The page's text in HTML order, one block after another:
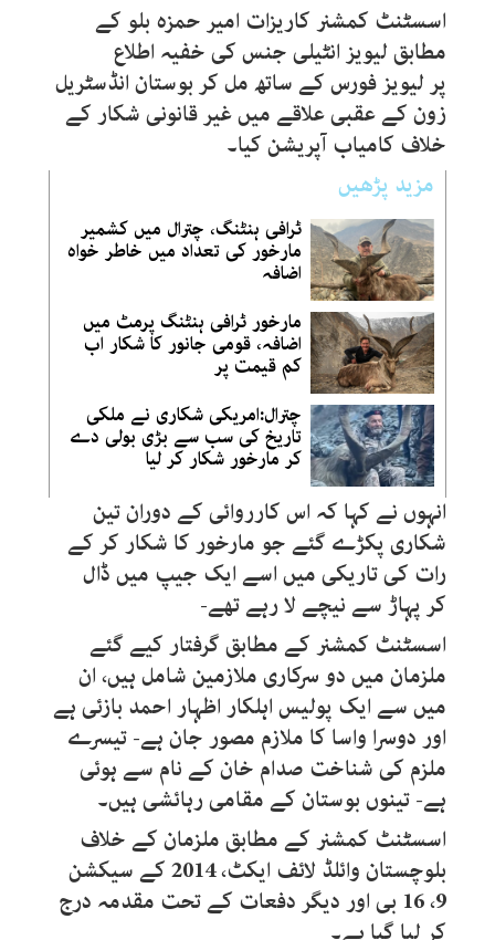
اسسٹنٹ کمشنر کاریزات امیر حمزہ بلو کے
مطابق لیویز انٹیلی جنس کی خفیہ اطلاع
پر لیویز فورس کے ساتھ مل کر بوستان انڈسٹریل
زون کے عقبی علاقے میں غیر قانونی شکار کے
خلاف کامیاب آپریشن کیا۔
مزید پڑھیں
ٹرافی ہنٹنگ، چترال میں کشمیر
مارخور کی تعداد میں خاطر خواہ
اضافہ
مارخور ٹرافی ہنٹنگ پرمٹ میں
اضافہ، قومی جانور کا شکار اب
کم قیمت پر
چترال:امریکی شکاری نے ملکی
تاریخ کی سب سے بڑی بولی دے
کر مارخور شکار کر لیا
انہوں نے کہا کہ اس کارروائی کے دوران تین
شکاری پکڑے گئے جو مارخور کا شکار کر کے
رات کی تاریکی میں اسے ایک جیپ میں ڈال
کر پہاڑ سے نیچے لا رہے تھے-
اسسٹنٹ کمشنر کے مطابق گرفتار کیے گئے
ملزمان میں دو سرکاری ملازمین شامل ہیں، ان
میں سے ایک پولیس اہلکار اظہار احمد بازئی ہے
اور دوسرا واسا کا ملازم مصور جان ہے- تیسرے
ملزم کی شناخت صدام خان کے نام سے ہوئی
ہے- تینوں بوستان کے مقامی رہائشی ہیں۔
اسسٹنٹ کمشنر کے مطابق ملزمان کے خلاف
بلوچستان وائلڈ لائف ایکٹ، 2014 کے سیکشن
9، 16 بی اور دیگر دفعات کے تحت مقدمہ درج
کر لیا گیا ہے۔